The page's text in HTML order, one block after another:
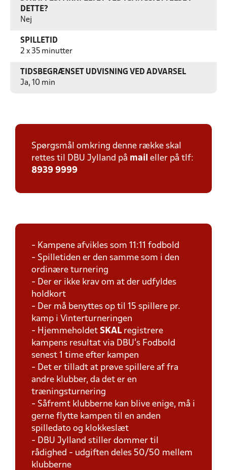
DETTE?
Nej
SPILLETID
2 x 35 minutter
TIDSBEGRÆNSET UDVISNING VED ADVARSEL
Ja, 10 min
Spørgsmål omkring denne række skal
rettes til DBU Jylland på mail eller på tlf:
8939 9999
- Kampene afvikles som 11:11 fodbold
- Spilletiden er den samme som i den
ordinære turnering
- Der er ikke krav om at der udfyldes
holdkort
- Der må benyttes op til 15 spillere pr.
kamp i Vinterturneringen
- Hjemmeholdet SKAL registrere
kampens resultat via DBU's Fodbold
senest 1 time efter kampen
- Det er tilladt at prøve spillere af fra
andre klubber, da det er en
træningsturnering
- Såfremt klubberne kan blive enige, må i
gerne flytte kampen til en anden
spilledato og klokkeslæt
- DBU Jylland stiller dommer til
rådighed - udgiften deles 50/50 mellem
klubberne